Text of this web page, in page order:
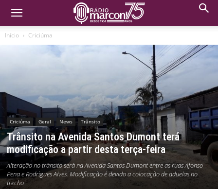
Início Criciúma
Criciúma Geral News Trânsito
Trânsito na Avenida Santos Dumont terá
modificação a partir desta terça-feira
Alteração no trânsito será na Avenida Santos Dumont entre as ruas Afonso
Pena e Rodrigues Alves. Modificação é devido a colocação de aduelas no
trecho